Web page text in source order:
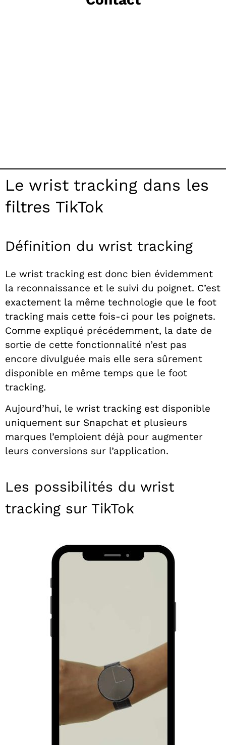
Le wrist tracking dans les
filtres TikTok
Définition du wrist tracking
Le wrist tracking est donc bien évidemment
la reconnaissance et le suivi du poignet. C’est
exactement la même technologie que le foot
tracking mais cette fois-ci pour les poignets.
Comme expliqué précédemment, la date de
sortie de cette fonctionnalité n’est pas
encore divulguée mais elle sera sûrement
disponible en même temps que le foot
tracking.
Aujourd’hui, le wrist tracking est disponible
uniquement sur Snapchat et plusieurs
marques l’emploient déjà pour augmenter
leurs conversions sur l’application.
Les possibilités du wrist
tracking sur TikTok